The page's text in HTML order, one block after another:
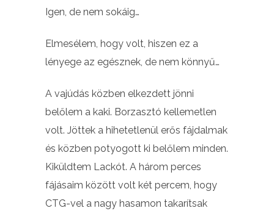
Igen, de nem sokáig…
Elmesélem, hogy volt, hiszen ez a
lényege az egésznek, de nem könnyű…
A vajúdás közben elkezdett jönni
belőlem a kaki. Borzasztó kellemetlen
volt. Jöttek a hihetetlenül erős fájdalmak
és közben potyogott ki belőlem minden.
Kiküldtem Lackót. A három perces
fájásaim között volt két percem, hogy
CTG-vel a nagy hasamon takarítsak